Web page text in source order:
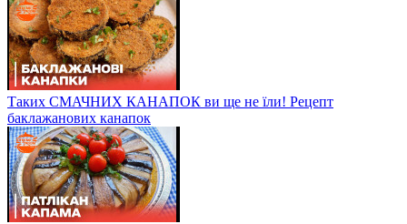
Таких СМАЧНИХ КАНАПОК ви ще не їли! Рецепт
баклажанових канапок